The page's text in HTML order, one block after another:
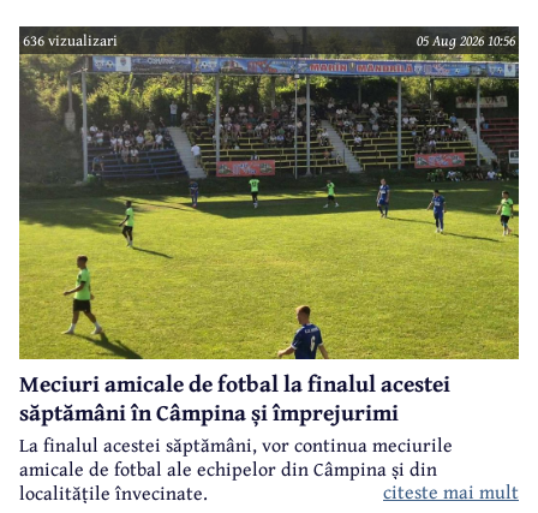
636 vizualizari 05 Aug 2026 10:56
Meciuri amicale de fotbal la finalul acestei
săptămâni în Câmpina și împrejurimi
La finalul acestei săptămâni, vor continua meciurile
amicale de fotbal ale echipelor din Câmpina și din
localitățile învecinate.
citeste mai mult